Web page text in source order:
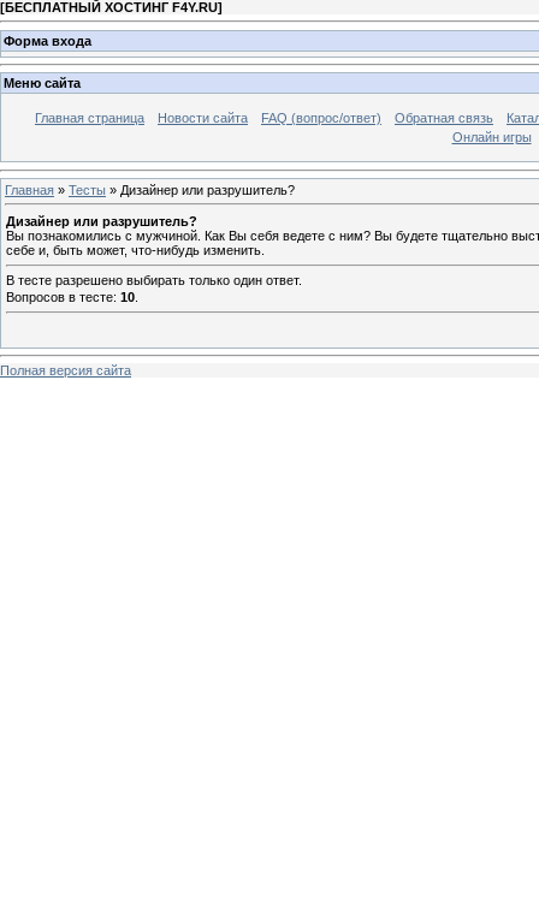
[БЕСПЛАТНЫЙ ХОСТИНГ F4Y.RU]
Форма входа
Меню сайта
Главная страница Новости сайта FAQ (вопрос/ответ) Обратная связь
Онлайн игры
Главная » Тесты » Дизайнер или разрушитель?
Дизайнер или разрушитель?
Вы познакомились с мужчиной. Как Вы себя ведете с ним? Вы будете тщательно
себе и, быть может, что-нибудь изменить.
В тесте разрешено выбирать только один ответ.
Вопросов в тесте: 10
Полная версия сайта